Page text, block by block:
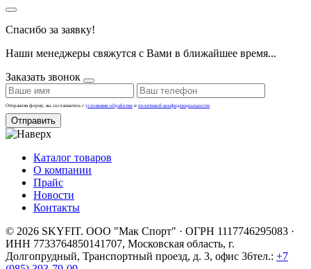
Спасибо за заявку!
Наши менеджеры свяжутся с Вами в ближайшее время...
Заказать звонок
Отправляя форму, вы соглашаетесь с условиями обработки и политикой конфиденциальности.
Отправить
Каталог товаров
О компании
Прайс
Новости
Контакты
© 2026 SKYFIT. ООО "Мак Спорт" · ОГРН 1117746295083 ·
ИНН 7733764850141707, Московская область, г.
Долгопрудный, Транспортный проезд, д. 3, офис 36тел.: +7